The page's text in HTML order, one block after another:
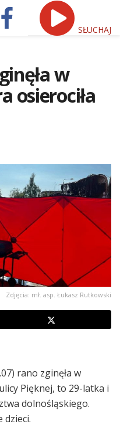
SŁUCHAJ
w
osierociła
Zdjęcia: mł. asp. Łukasz Rutkowski
rano zginęła w
Pięknej, to 29-latka i
dolnośląskiego.
dzieci.